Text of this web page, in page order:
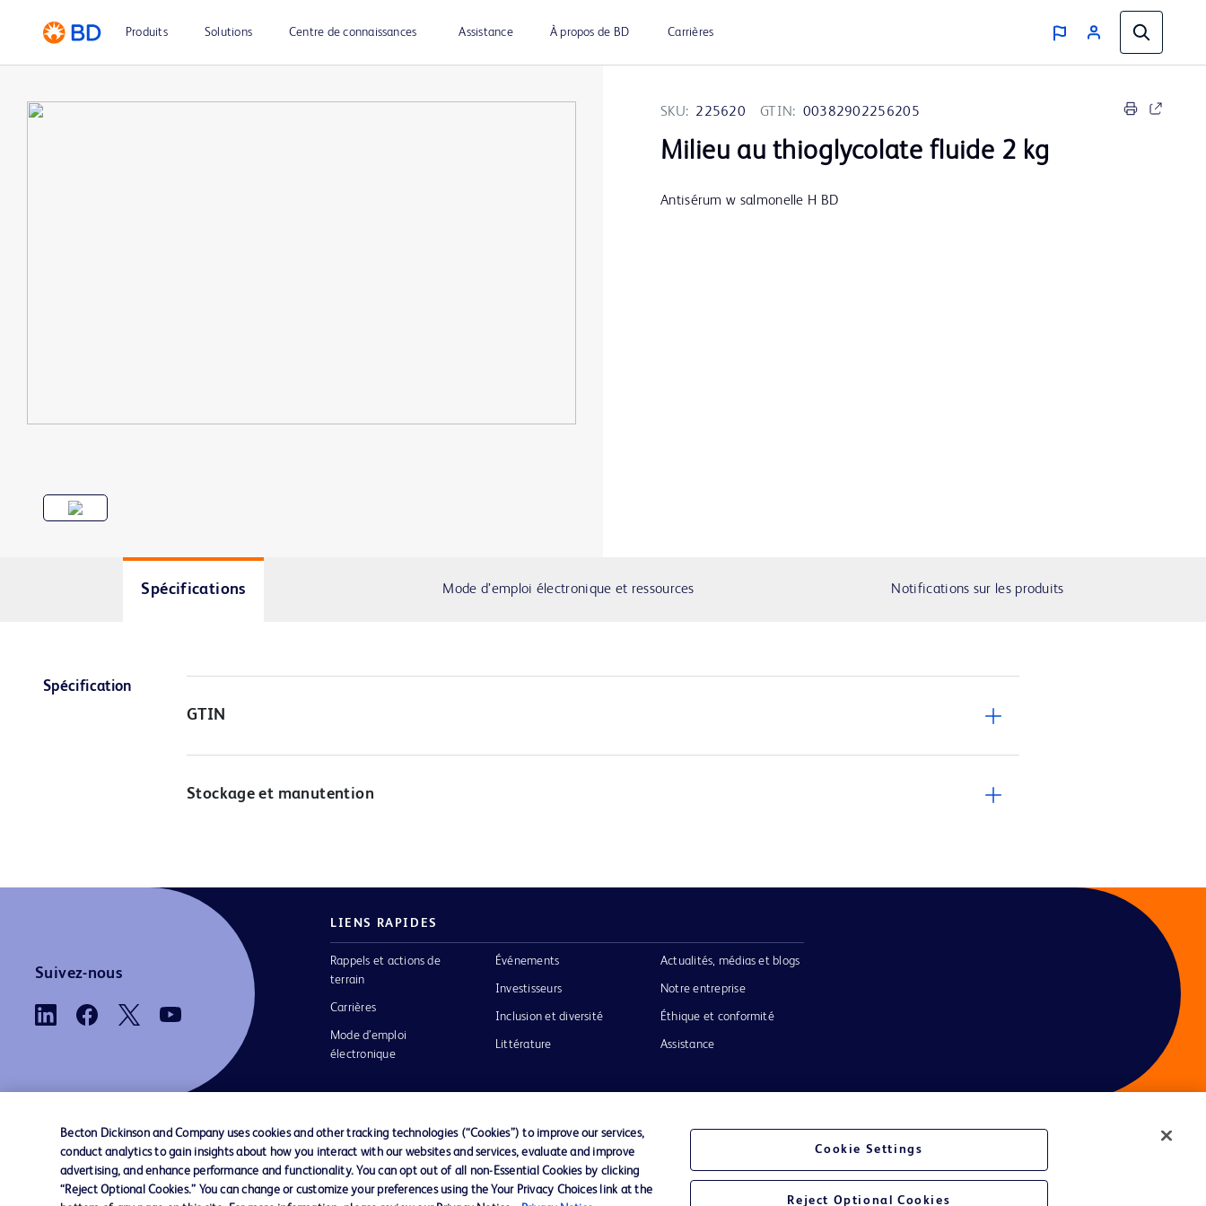
Produits Solutions Centre de connaissances Assistance À propos de BD Carrières
SKU: 225620 GTIN: 00382902256205
Milieu au thioglycolate fluide 2 kg
Antisérum w salmonelle H BD
Spécifications Mode d’emploi électronique et ressources Notifications sur les produits
Spécification
GTIN
Stockage et manutention
Suivez-nous
LIENS RAPIDES
Rappels et actions de
terrain
Carrières
Mode d’emploi
électronique
Événements
Investisseurs
Inclusion et diversité
Littérature
Actualités, médias et blogs
Notre entreprise
Éthique et conformité
Assistance
Nous contacter Préférences en matière de cookies Confidentialité Conditions d’utilisation
Becton Dickinson and Company uses cookies and other tracking technologies (“Cookies”) to improve our services,
conduct analytics to gain insights about how you interact with our websites and services, evaluate and improve
advertising, and enhance performance and functionality. You can opt out of all non-Essential Cookies by clicking
“Reject Optional Cookies.” You can change or customize your preferences using the Your Privacy Choices link at the
Cookie Settings
Reject Optional Cookies